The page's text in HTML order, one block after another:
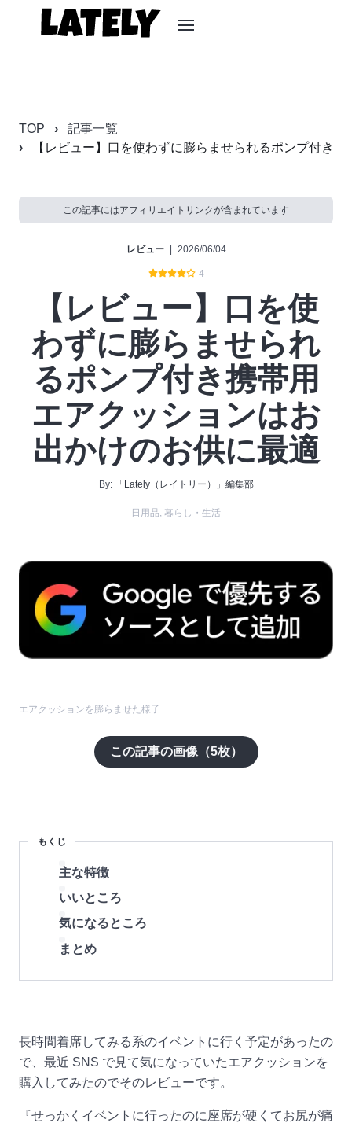
TOP
記事一覧
【レビュー】口を使わずに膨らませられるポンプ付き
この記事にはアフィリエイトリンクが含まれています
レビュー 2026/06/04
4
【レビュー】口を使
わずに膨らませられ
るポンプ付き携帯用
エアクッションはお
出かけのお供に最適
By: 「Lately（レイトリー）」編集部
日用品, 暮らし・生活
エアクッションを膨らませた様子
この記事の画像（5枚）
もくじ
主な特徴
いいところ
気になるところ
まとめ
長時間着席してみる系のイベントに行く予定があったの
で、最近 SNS で見て気になっていたエアクッションを
購入してみたのでそのレビューです。
『せっかくイベントに行ったのに座席が硬くてお尻が痛